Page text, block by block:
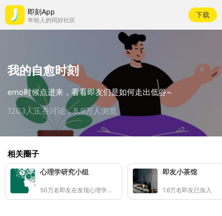
即刻App
年轻人的同好社区
下载
我的自愈时刻
emo时候点进来，看看即友们是如何走出低谷~
1203人正在讨论，8.9万人浏览
相关圈子
心理学研究小组
50万名即友在发现心理学小知识
即友小茶馆
1.6万名即友已加入